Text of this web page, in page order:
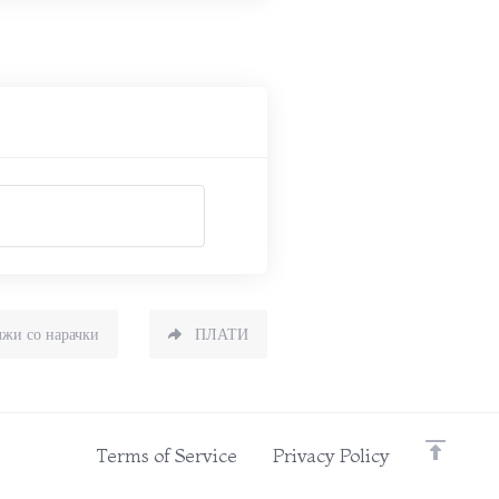
со нарачки ПЛАТИ
Terms of Service Privacy Policy